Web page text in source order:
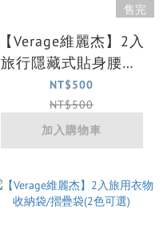
售完
【Verage維麗杰】2入
旅行隱藏式貼身腰包/
收納包(咖啡)
NT$500
NT$500
加入購物車